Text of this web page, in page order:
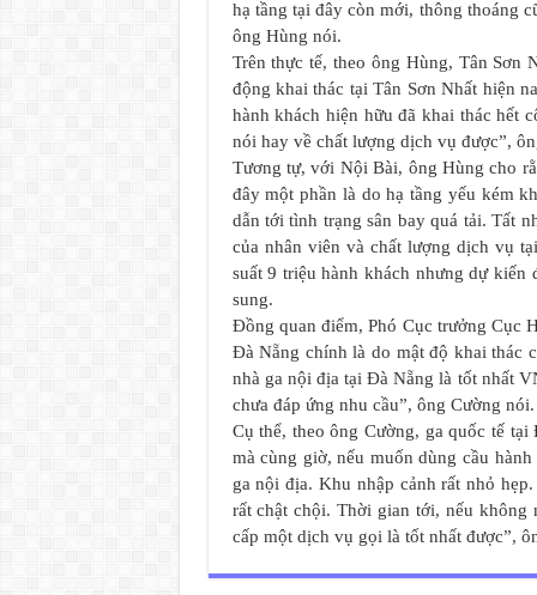
hạ tầng tại đây còn mới, thông thoáng
ông Hùng nói.
Trên thực tế, theo ông Hùng, Tân Sơn
động khai thác tại Tân Sơn Nhất hiện
hành khách hiện hữu đã khai thác hết
nói hay về chất lượng dịch vụ được”,
Tương tự, với Nội Bài, ông Hùng cho
đây một phần là do hạ tầng yếu kém
dẫn tới tình trạng sân bay quá tải. Tất
của nhân viên và chất lượng dịch vụ
suất 9 triệu hành khách nhưng dự kiến
sung.
Đồng quan điểm, Phó Cục trưởng Cục
Đà Nẵng chính là do mật độ khai thác
nhà ga nội địa tại Đà Nẵng là tốt nhất
chưa đáp ứng nhu cầu”, ông Cường nói.
Cụ thể, theo ông Cường, ga quốc tế
mà cùng giờ, nếu muốn dùng cầu
ga nội địa. Khu nhập cảnh rất nhỏ
rất chật chội. Thời gian tới, nếu
cấp một dịch vụ gọi là tốt nhất được”,